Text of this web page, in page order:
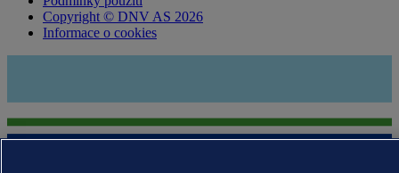
Copyright © DNV AS 2026
Informace o cookies